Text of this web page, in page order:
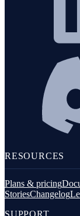
RESOURCES
Plans & pricing
StoriesChangelog